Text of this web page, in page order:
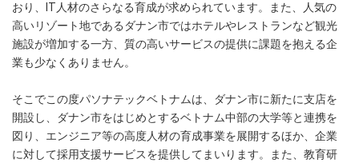
おり、IT人材のさらなる育成が求められています。また、人気の
高いリゾート地であるダナン市ではホテルやレストランなど観光
施設が増加する一方、質の高いサービスの提供に課題を抱える企
業も少なくありません。
そこでこの度パソナテックベトナムは、ダナン市に新たに支店を
開設し、ダナン市をはじめとするベトナム中部の大学等と連携を
図り、エンジニア等の高度人材の育成事業を展開するほか、企業
に対して採用支援サービスを提供してまいります。また、教育研